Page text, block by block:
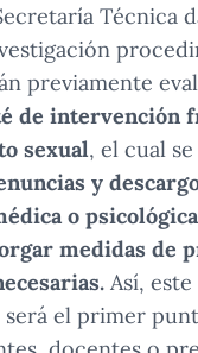
Técnica
previamente
de intervención
sexual, el cual
y
o
medidas de
Así,
el primer